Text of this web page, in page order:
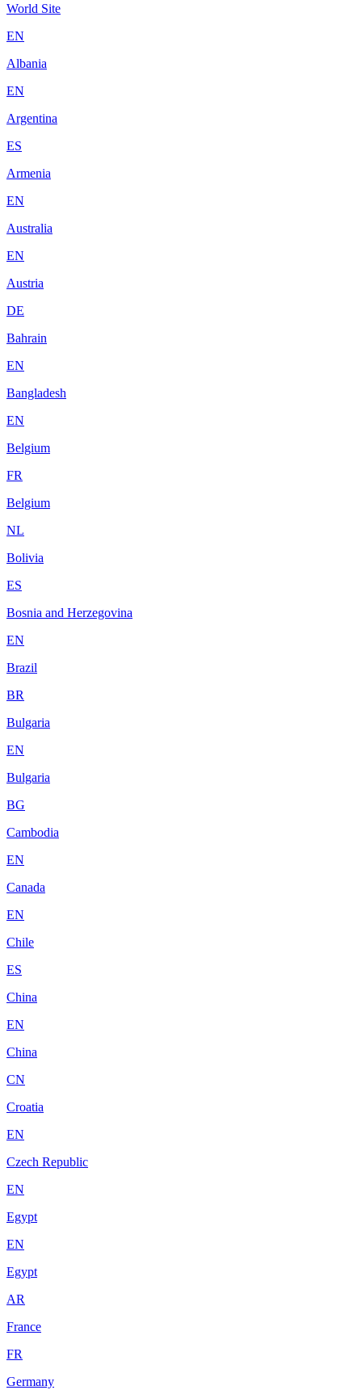
World Site
EN
Albania
EN
Argentina
ES
Armenia
EN
Australia
EN
Austria
DE
Bahrain
EN
Bangladesh
EN
Belgium
FR
Belgium
NL
Bolivia
ES
Bosnia and Herzegovina
EN
Brazil
BR
Bulgaria
EN
Bulgaria
BG
Cambodia
EN
Canada
EN
Chile
ES
China
EN
China
CN
Croatia
EN
Czech Republic
EN
Egypt
EN
Egypt
AR
France
FR
Germany